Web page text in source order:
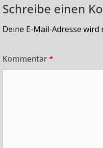
Schreibe einen
Deine E-Mail-Adresse
Kommentar*